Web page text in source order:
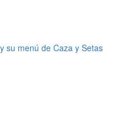
su menú de Caza y Setas